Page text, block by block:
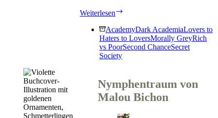
Weiterlesen
Steel
von
Stefanie
AcademyDark AcademiaLovers to
Haters to LoversMorally GreyRich
vs PoorSecond ChanceSecret
Society
Nymphentraum von
Malou Bichon